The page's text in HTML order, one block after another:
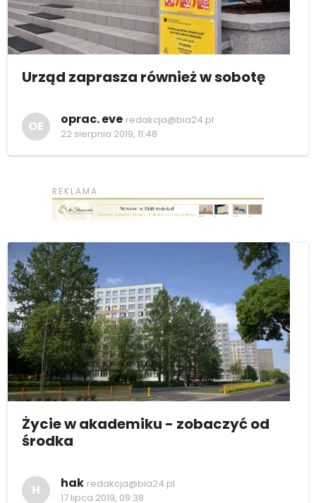
Urząd zaprasza również w sobotę
OE oprac. eve redakcja@bia24.pl
22 sierpnia 2019, 11:48
Życie w akademiku - zobaczyć od
środka
H hak redakcja@bia24.pl
17 lipca 2019, 09:38